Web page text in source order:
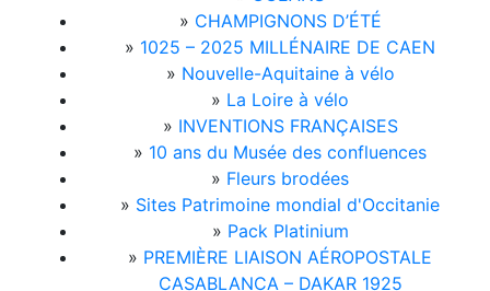
» CHAMPIGNONS D’ÉTÉ
» 1025 – 2025 MILLÉNAIRE DE CAEN
» Nouvelle-Aquitaine à vélo
» La Loire à vélo
» INVENTIONS FRANÇAISES
» 10 ans du Musée des confluences
» Fleurs brodées
» Sites Patrimoine mondial d'Occitanie
» Pack Platinium
» PREMIÈRE LIAISON AÉROPOSTALE
CASABLANCA – DAKAR 1925